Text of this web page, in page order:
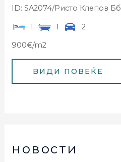
ID: SA2074/Ристо Клепов Бб
1 1 2
900€/m2
новости